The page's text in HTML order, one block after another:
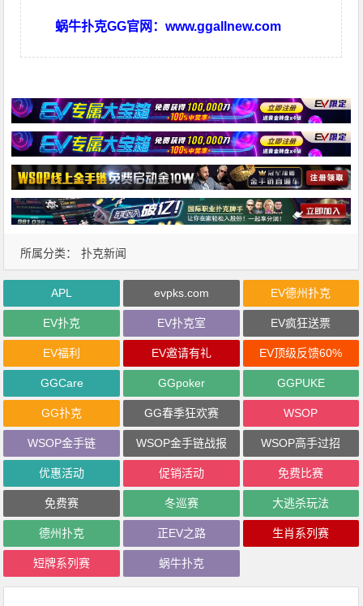
蜗牛扑克GG官网：www.ggallnew.com
所属分类： 扑克新闻
APL evpks.com EV德州扑克
EV扑克 EV扑克室 EV疯狂送票
EV福利 EV邀请有礼 EV顶级反馈60%
GGCare GGpoker GGPUKE
GG扑克 GG春季狂欢赛 WSOP
WSOP金手链 WSOP金手链战报 WSOP高手过招
优惠活动 促销活动 免费比赛
免费赛 冬巡赛 大逃杀玩法
德州扑克 正EV之路 生肖系列赛
短牌系列赛 蜗牛扑克